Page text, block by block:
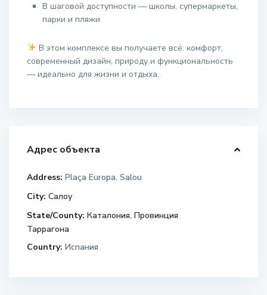
В шаговой доступности — школы, супермаркеты,
парки и пляжи
В этом комплексе вы получаете всё: комфорт,
современный дизайн, природу и функциональность
— идеально для жизни и отдыха.
Адрес объекта
Address: Plaça Europa, Salou
City: Салоу
State/County: Каталония,Провинция
Таррагона
Country: Испания